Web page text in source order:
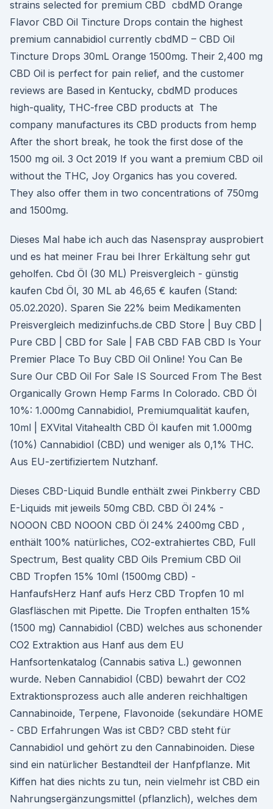
strains selected for premium CBD cbdMD Orange
Flavor CBD Oil Tincture Drops contain the highest
premium cannabidiol currently cbdMD – CBD Oil
Tincture Drops 30mL Orange 1500mg. Their 2,400 mg
CBD Oil is perfect for pain relief, and the customer
reviews are Based in Kentucky, cbdMD produces
high-quality, THC-free CBD products at The
company manufactures its CBD products from hemp
After the short break, he took the first dose of the
1500 mg oil. 3 Oct 2019 If you want a premium CBD oil
without the THC, Joy Organics has you covered.
They also offer them in two concentrations of 750mg
and 1500mg.
Dieses Mal habe ich auch das Nasenspray ausprobiert
und es hat meiner Frau bei Ihrer Erkältung sehr gut
geholfen. Cbd Öl (30 ML) Preisvergleich - günstig
kaufen Cbd Öl, 30 ML ab 46,65 € kaufen (Stand:
05.02.2020). Sparen Sie 22% beim Medikamenten
Preisvergleich medizinfuchs.de CBD Store | Buy CBD |
Pure CBD | CBD for Sale | FAB CBD FAB CBD Is Your
Premier Place To Buy CBD Oil Online! You Can Be
Sure Our CBD Oil For Sale IS Sourced From The Best
Organically Grown Hemp Farms In Colorado. CBD Öl
10%: 1.000mg Cannabidiol, Premiumqualität kaufen,
10ml | EXVital Vitahealth CBD Öl kaufen mit 1.000mg
(10%) Cannabidiol (CBD) und weniger als 0,1% THC.
Aus EU-zertifiziertem Nutzhanf.
Dieses CBD-Liquid Bundle enthält zwei Pinkberry CBD
E-Liquids mit jeweils 50mg CBD. CBD Öl 24% -
NOOON CBD NOOON CBD Öl 24% 2400mg CBD ,
enthält 100% natürliches, CO2-extrahiertes CBD, Full
Spectrum, Best quality CBD Oils Premium CBD Oil
CBD Tropfen 15% 10ml (1500mg CBD) -
HanfaufsHerz Hanf aufs Herz CBD Tropfen 10 ml
Glasfläschen mit Pipette. Die Tropfen enthalten 15%
(1500 mg) Cannabidiol (CBD) welches aus schonender
CO2 Extraktion aus Hanf aus dem EU
Hanfsortenkatalog (Cannabis sativa L.) gewonnen
wurde. Neben Cannabidiol (CBD) bewahrt der CO2
Extraktionsprozess auch alle anderen reichhaltigen
Cannabinoide, Terpene, Flavonoide (sekundäre HOME
- CBD Erfahrungen Was ist CBD? CBD steht für
Cannabidiol und gehört zu den Cannabinoiden. Diese
sind ein natürlicher Bestandteil der Hanfpflanze. Mit
Kiffen hat dies nichts zu tun, nein vielmehr ist CBD ein
Nahrungsergänzungsmittel (pflanzlich), welches dem